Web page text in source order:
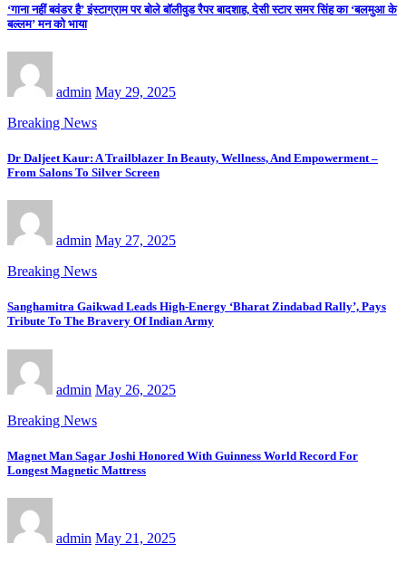
‘गाना नहीं बवंडर है’ इंस्टाग्राम पर बोले बॉलीवुड रैपर बादशाह, देसी स्टार समर सिंह का ‘बलमुआ के
बल्लम’ मन को भाया
admin May 29, 2025
Breaking News
Dr Daljeet Kaur: A Trailblazer In Beauty, Wellness, And Empowerment –
From Salons To Silver Screen
admin May 27, 2025
Breaking News
Sanghamitra Gaikwad Leads High-Energy ‘Bharat Zindabad Rally’, Pays
Tribute To The Bravery Of Indian Army
admin May 26, 2025
Breaking News
Magnet Man Sagar Joshi Honored With Guinness World Record For
Longest Magnetic Mattress
admin May 21, 2025